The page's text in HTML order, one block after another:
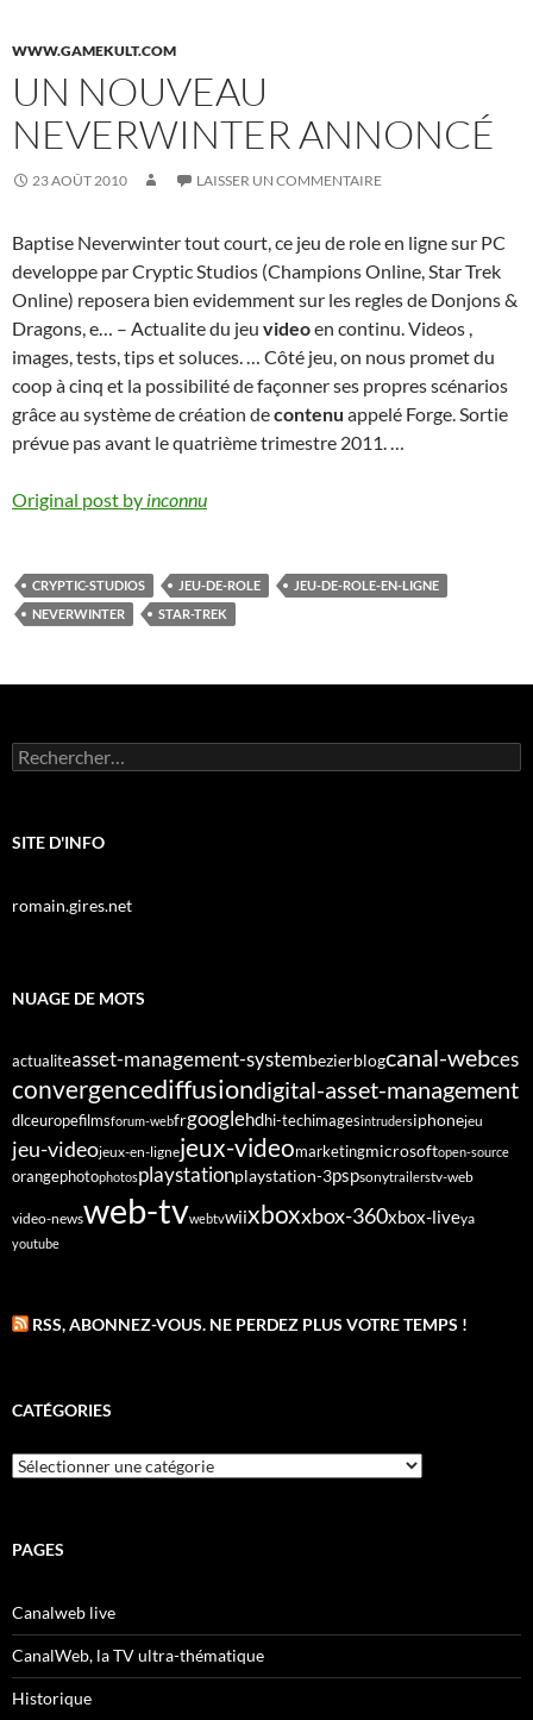
WWW.GAMEKULT.COM
UN NOUVEAU
NEVERWINTER ANNONCÉ
23 AOÛT 2010 LAISSER UN COMMENTAIRE
Baptise Neverwinter tout court, ce jeu de role en ligne sur PC
developpe par Cryptic Studios (Champions Online, Star Trek
Online) reposera bien evidemment sur les regles de Donjons &
Dragons, e… – Actualite du jeu videoen continu. Videos ,
images, tests, tips et soluces. … Côté jeu, on nous promet du
coop à cinq et la possibilité de façonner ses propres scénarios
grâce au système de création decontenu appelé Forge. Sortie
prévue pas avant le quatrième trimestre 2011. …
Original post by inconnu
CRYPTIC-STUDIOS JEU-DE-ROLE
JEU-DE-ROLE-EN-LIGNE
NEVERWINTER
STAR-TREK
Rechercher :
SITE D'INFO
romain.gires.net
NUAGE DE MOTS
actualiteasset-management-systembezierblogcanal-webces
convergencediffusiondigital-asset-management
dlceuropefilmsforum-webfrgooglehdhi-techimagesintrudersiphonejeu
jeu-videojeux-en-lignejeux-videomarketingmicrosoftopen-source
orangephotophotosplaystationplaystation-3pspsonytrailerstv-web
video-newsweb-tvwebtvwiixboxxbox-360xbox-liveya
youtube
RSS, ABONNEZ-VOUS. NE PERDEZ PLUS VOTRE TEMPS !
CATÉGORIES
Catégories
PAGES
Canalweb live
CanalWeb, la TV ultra-thématique
Historique